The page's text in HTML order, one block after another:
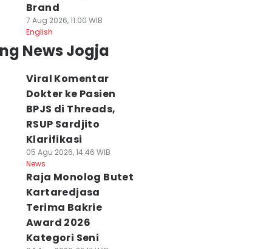
Brand
7 Aug 2026, 11:00 WIB
English
News Jogja
Viral Komentar
Dokter ke Pasien
BPJS di Threads,
RSUP Sardjito
Klarifikasi
05 Agu 2026, 14:46 WIB
News
Raja Monolog Butet
Kartaredjasa
Terima Bakrie
Award 2026
Kategori Seni